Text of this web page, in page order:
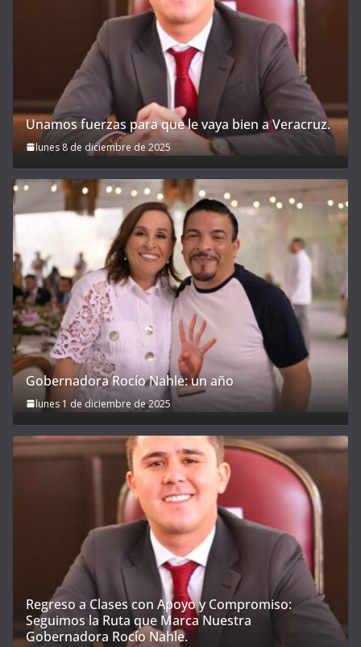
Unamos fuerzas para que le vaya bien a Veracruz.
lunes 8 de diciembre de 2025
Gobernadora Rocío Nahle: un año
lunes 1 de diciembre de 2025
Regreso a Clases con Apoyo y Compromiso:
Seguimos la Ruta que Marca Nuestra
Gobernadora Rocío Nahle.